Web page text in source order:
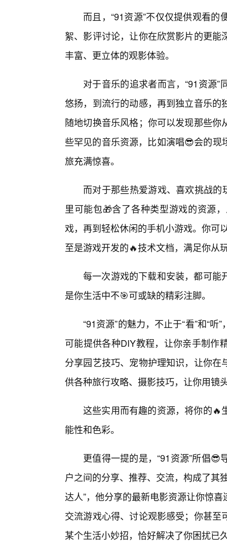
而且，“91资源”不仅仅提供观看
絮、影评讨论，让你在欣赏影片的更
丰富、更立体的观影体验。
对于音乐的追求者而言，“91资源
悠扬，到流行的动感，再到独立音乐
随地切换音乐风格；你可以发现那些
些罕见的音乐资源，比如演唱😎会的
旅充满惊喜。
而对于那些热爱游戏、喜欢挑战的
里可能包🎁含了各种类型游戏的资源
戏，再到轻松休闲的手机小游戏。你可
至是游戏开发的🔥技术文档，满足你从
每一次游戏的下载和安装，都可能
是你生活中不🎯可或缺的精彩注脚。
“91资源”的魅力，不止于“看”和“
可能提供各种DIY教程，让你亲手制作
分享园艺技巧、宠物护理知识，让你
供各种旅行攻略、摄影技巧，让你用镜
这些实用而有趣的资源，将你的🔥
能性和色彩。
更值得一提的是，“91资源”所倡
户之间的分享、推荐、交流，构成了其
达人”，他分享的最新电影资源让你惊
交流游戏心得、讨论观影感受；你甚
某个生活小妙招，恰好解决了你困扰已